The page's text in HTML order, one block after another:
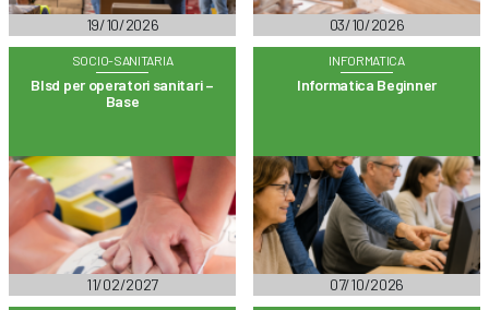
19/10/2026 03/10/2026
SOCIO-SANITARIA
Blsd per operatori sanitari –
Base
11/02/2027
INFORMATICA
Informatica Beginner
07/10/2026